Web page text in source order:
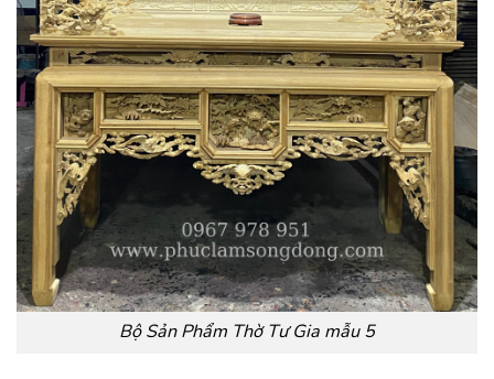
Bộ Sản Phẩm Thờ Tư Gia mẫu 5